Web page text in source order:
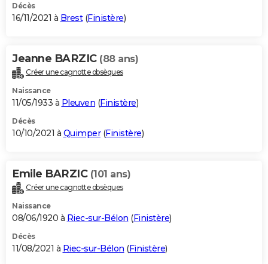
Décès
16/11/2021 à Brest(Finistère)
Jeanne BARZIC (88 ans)
Créer une cagnotte obsèques
Naissance
11/05/1933 à Pleuven (Finistère)
Décès
10/10/2021 à Quimper(Finistère)
Emile BARZIC (101 ans)
Créer une cagnotte obsèques
Naissance
08/06/1920 à Riec-sur-Bélon (Finistère)
Décès
11/08/2021 à Riec-sur-Bélon (Finistère)